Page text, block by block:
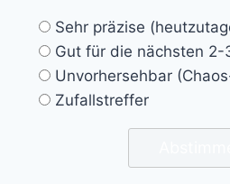
Sehr präzise
Gut für die nächsten 2-
Unvorhersehbar
Zufallstreffer